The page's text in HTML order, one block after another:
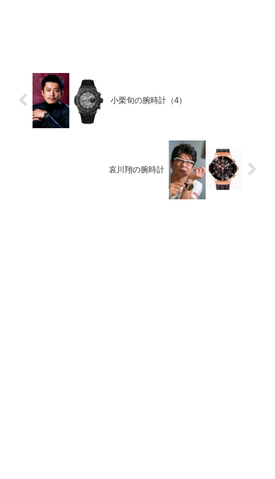
小栗旬の腕時計（4）
哀川翔の腕時計